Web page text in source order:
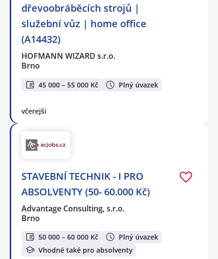
dřevoobráběcích strojů |
služební vůz | home office
(A14432)
HOFMANN WIZARD s.r.o.
Brno
45 000 – 55 000 Kč Plný úvazek
včerejší
STAVEBNÍ TECHNIK - I PRO
ABSOLVENTY (50- 60.000 Kč)
Advantage Consulting, s.r.o.
Brno
50 000 – 60 000 Kč
Plný úvazek
Vhodné také pro absolventy